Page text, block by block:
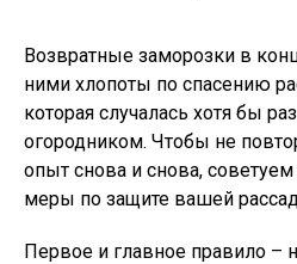
Возвратные заморозки в
ними хлопоты по спасению
которая случалась хотя бы
огородником. Чтобы не
опыт снова и снова,
меры по защите вашей
Первое и главное правило –